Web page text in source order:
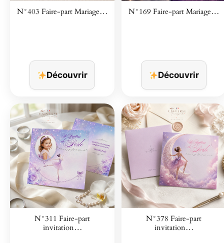
N°403 Faire-part Mariage…
Découvrir
N°169 Faire-part Mariage…
Découvrir
N°311 Faire-part
invitation…
N°378 Faire-part
invitation…